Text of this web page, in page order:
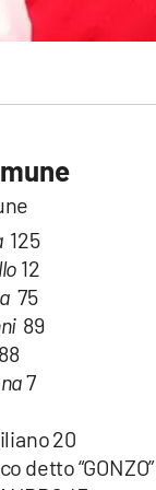
125
12
75
89
88
7
20
detto